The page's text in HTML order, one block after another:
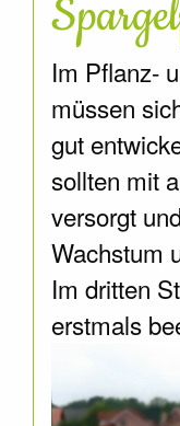
Im Pflanz-
müssen
gut
sollten mit
versorgt
Wachstum
Im dritten
erstmals